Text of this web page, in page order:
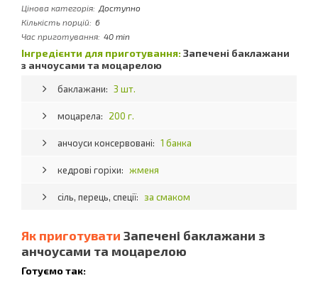
Цінова категорія: Доступно
Кількість порцій: 6
Час приготування: 40 min
Інгредієнти для приготування:Запечені баклажани
з анчоусами та моцарелою
баклажани: 3 шт.
моцарела: 200 г.
анчоуси консервовані: 1 банка
кедрові горіхи: жменя
сіль, перець, спеції: за смаком
Як приготуватиЗапечені баклажани з
анчоусами та моцарелою
Готуємо так: